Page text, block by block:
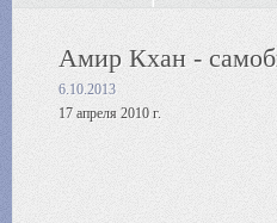
Амир Кхан -
6.10.2013
17 апреля 2010 г.